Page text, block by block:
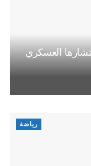
العسكري
رياضة